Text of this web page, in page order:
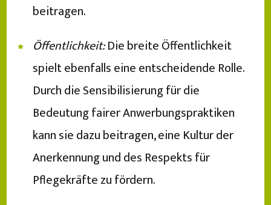
beitragen.
Öffentlichkeit:Die breite Öffentlichkeit
spielt ebenfalls eine entscheidende Rolle.
Durch die Sensibilisierung für die
Bedeutung fairer Anwerbungspraktiken
kann sie dazu beitragen, eine Kultur der
Anerkennung und des Respekts für
Pflegekräfte zu fördern.